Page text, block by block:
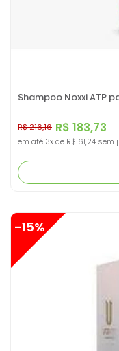
Shampoo Noxxi ATP
R$ 183,73
R$ 216,16
em até 3x de R$ 61,24 sem
-15%